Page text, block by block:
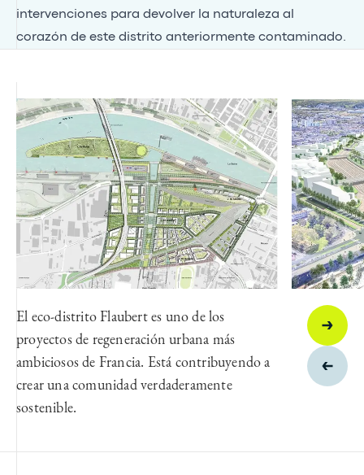
intervenciones para devolver la naturaleza al
corazón de este distrito anteriormente contaminado.
El eco-distrito Flaubert es uno de los
proyectos de regeneración urbana más
ambiciosos de Francia. Está contribuyendo a
crear una comunidad verdaderamente
sostenible.